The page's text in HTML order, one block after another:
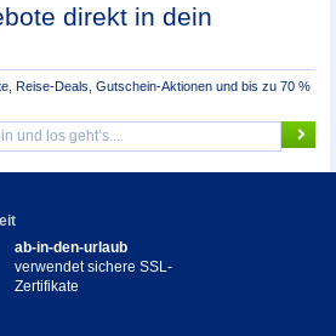
direkt in dein
Reise-Deals, Gutschein-Aktionen und bis zu 70 %
ab-in-den-urlaub
verwendet sichere SSL-
Zertifikate